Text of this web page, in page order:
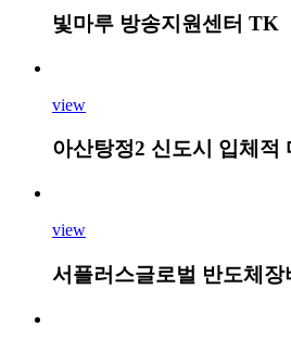
빛마루 방송지원센터 TK
view
아산탕정2 신도시 입체적
view
서플러스글로벌 반도체장